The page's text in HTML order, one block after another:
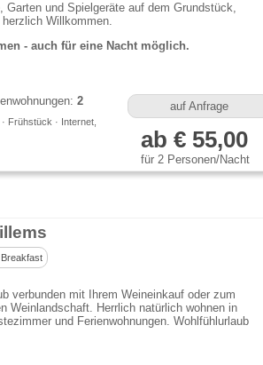
Garten und Spielgeräte auf dem Grundstück,
Willkommen.
- auch für eine Nacht möglich.
2
Frühstück · Internet,
auf Anfrage
ab € 55,00
für 2 Personen/Nacht
verbunden mit Ihrem Weineinkauf oder zum
Weinlandschaft. Herrlich natürlich wohnen in
und Ferienwohnungen. Wohlfühlurlaub